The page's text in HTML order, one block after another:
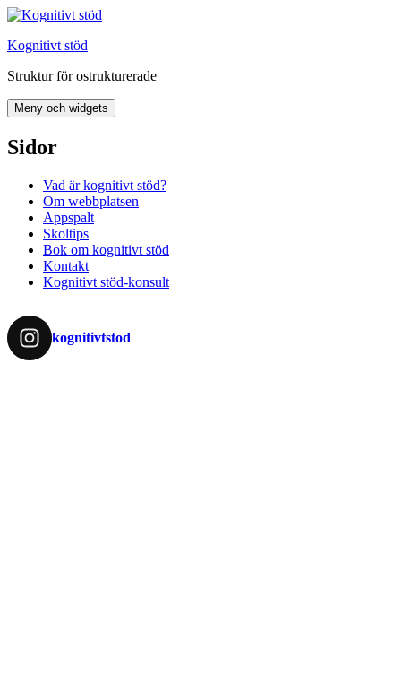
Hoppa
innehåll
Kognitivt stöd
Struktur för ostrukturerade
Meny och widgets
Sidor
Vad är kognitivt stöd?
Om webbplatsen
Appspalt
Skoltips
Bok om kognitivt stöd
Kontakt
Kognitivt stöd-konsult
kognitivtstod